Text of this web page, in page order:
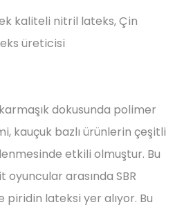
kaliteli nitril lateks, Çin
üreticisi
dokusunda polimer
kauçuk bazlı ürünlerin çeşitli
etkili olmuştur. Bu
arasında SBR
lateksi yer alıyor. Bu